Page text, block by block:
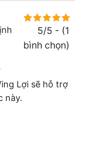
5/5 - (1
bình chọn)
Lợi sẽ hỗ trợ
này.